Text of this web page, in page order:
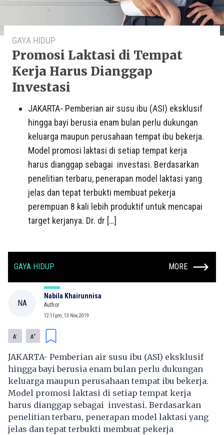
GAYA HIDUP
Promosi Laktasi di Tempat
Kerja Harus Dianggap
Investasi
JAKARTA- Pemberian air susu ibu (ASI) eksklusif
hingga bayi berusia enam bulan perlu dukungan
keluarga maupun perusahaan tempat ibu bekerja.
Model promosi laktasi di setiap tempat kerja
harus dianggap sebagai investasi. Berdasarkan
penelitian terbaru, penerapan model laktasi yang
jelas dan tepat terbukti membuat pekerja
perempuan 8 kali lebih produktif untuk mencapai
target kerjanya. Dr. dr […]
GAYA HIDUP MORE
NA
Nabila Khairunnisa
Author
12:11pm, 13 Nov, 2019
A- A+
JAKARTA- Pemberian air susu ibu (ASI) eksklusif
hingga bayi berusia enam bulan perlu dukungan
keluarga maupun perusahaan tempat ibu bekerja.
Model promosi laktasi di setiap tempat kerja
harus dianggap sebagai investasi. Berdasarkan
penelitian terbaru, penerapan model laktasi yang
jelas dan tepat terbukti membuat pekerja